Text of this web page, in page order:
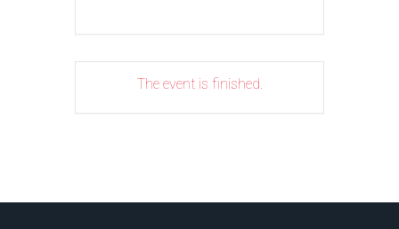
The event is finished.